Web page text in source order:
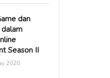
dan
Season II
2020